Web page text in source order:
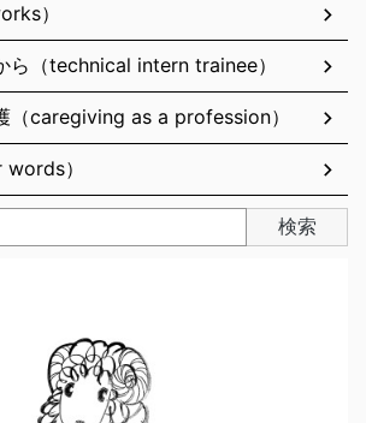
）
ら（technical intern trainee）
（caregiving as a profession）
）
検索